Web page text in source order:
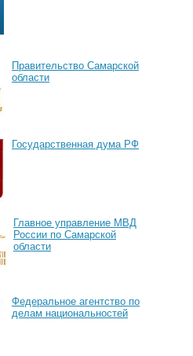
Правительство Самарской
области
Государственная дума РФ
Главное управление МВД
России по Самарской
области
Федеральное агентство по
делам национальностей